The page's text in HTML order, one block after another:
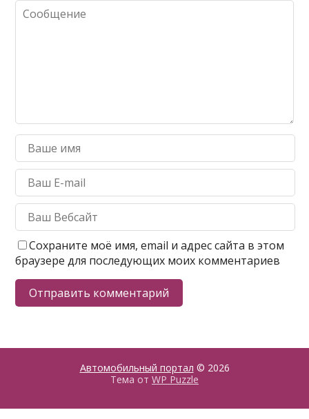
Сохраните моё имя, email и адрес сайта в этом
браузере для последующих моих комментариев
Автомобильный портал © 2026
Тема от WP Puzzle